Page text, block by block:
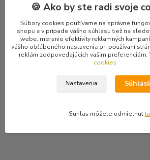
Tracklist
1 Pharmageddon 4:06
2 Země Krále Miroslava 3:14
3 Ve Světě Lží 4:17
4 Černá Je Metal 3:34
6 Není Nám Souzený 3:27
🍪 Ako by ste radi svoje
Súbory cookies používame na správne
shopu a v prípade vášho súhlasu tiež na
webe, meranie efektivity reklamných
vášho obľúbeného nastavenia pri používaní
reklám zodpovedajúcich vašim preferenciám.
cookies
Nastavenia
Súhlas môžete odmietnuťtu